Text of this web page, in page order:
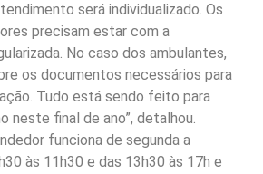
será individualizado. Os
precisam estar com a
No caso dos ambulantes,
os documentos necessários para
Tudo está sendo feito para
neste final de ano”, detalhou.
funciona de segunda a
às 11h30 e das 13h30 às 17h e